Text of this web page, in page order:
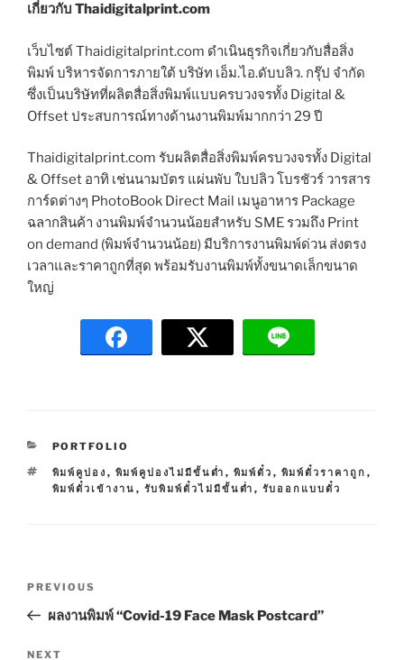
เกี่ยวกับ Thaidigitalprint.com
เว็บไซต์ Thaidigitalprint.com ดำเนินธุรกิจเกี่ยวกับสื่อสิ่ง
พิมพ์ บริหารจัดการภายใต้ บริษัท เอ็ม.ไอ.ดับบลิว. กรุ๊ป จำกัด
ซึ่งเป็นบริษัทที่ผลิตสื่อสิ่งพิมพ์แบบครบวงจรทั้ง Digital &
Offset ประสบการณ์ทางด้านงานพิมพ์มากกว่า 29 ปี
Thaidigitalprint.com รับผลิตสื่อสิ่งพิมพ์ครบวงจรทั้ง Digital
& Offset อาทิ เช่นนามบัตร แผ่นพับ ใบปลิว โบรชัวร์ วารสาร
การ์ดต่างๆ PhotoBook Direct Mail เมนูอาหาร Package
ฉลากสินค้า งานพิมพ์จำนวนน้อยสำหรับ SME รวมถึง Print
on demand (พิมพ์จำนวนน้อย) มีบริการงานพิมพ์ด่วน ส่งตรง
เวลาและราคาถูกที่สุด พร้อมรับงานพิมพ์ทั้งขนาดเล็กขนาด
ใหญ่
C
T
E
S
PORTFOLIO
T
A
พิมพ์คูปอง , พิมพ์คูปองไม่มีขั้นต่ำ , พิมพ์ตั๋ว , พิมพ์ตั๋วราคาถูก ,
พิมพ์ตั๋วเข้างาน , รับพิมพ์ตั๋วไม่มีขั้นต่ำ , รับออกแบบตั๋ว
s
t
P
r
v
PREVIOUS
ผลงานพิมพ์ “Covid-19 Face Mask Postcard”
N
NEXT